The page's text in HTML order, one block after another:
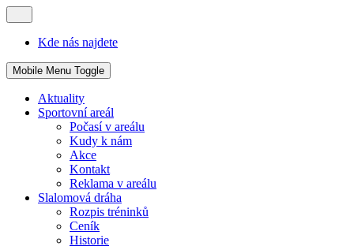
Kde nás najdete
Mobile Menu Toggle
Aktuality
Sportovní areál
Počasí v areálu
Kudy k nám
Akce
Kontakt
Reklama v areálu
Slalomová dráha
Rozpis tréninků
Ceník
Historie